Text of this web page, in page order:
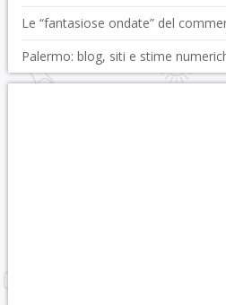
Le “fantasiose ondate” del
Palermo: blog, siti e stime